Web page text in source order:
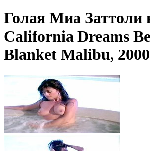
Голая Миа Заттоли
California Dreams
Blanket Malibu, 2000